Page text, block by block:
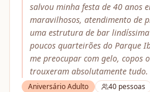
salvou minha festa de 40 anos
maravilhosos, atendimento de
uma estrutura de bar
poucos quarteirões do Parque
me preocupar com gelo, copos
trouxeram absolutamente tudo.
Aniversário Adulto 40 pessoas